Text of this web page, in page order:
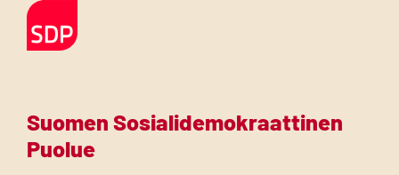
Etusivulle
Suomen Sosialidemokraattinen
Puolue